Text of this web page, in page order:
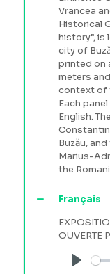
Vrancea
Historical
history”, is
city of
printed on
meters
context of
Each
English.
Buzău,
Marius-
the
Français
OUVERTE
Play